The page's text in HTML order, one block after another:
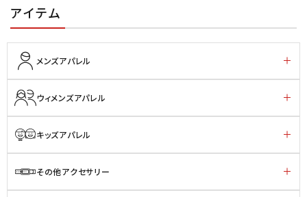
アイテム
メンズアパレル
ウィメンズアパレル
キッズアパレル
その他アクセサリー